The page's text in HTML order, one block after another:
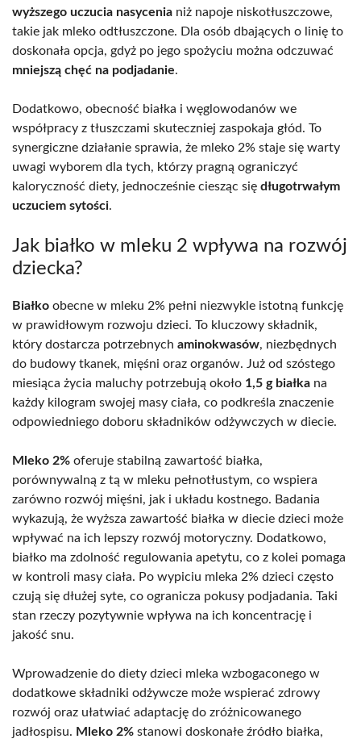
wyższego uczucia nasycenia niż napoje niskotłuszczowe,
takie jak mleko odtłuszczone. Dla osób dbających o linię to
doskonała opcja, gdyż po jego spożyciu można odczuwać
mniejszą chęć na podjadanie.
Dodatkowo, obecność białka i węglowodanów we
współpracy z tłuszczami skuteczniej zaspokaja głód. To
synergiczne działanie sprawia, że mleko 2% staje się warty
uwagi wyborem dla tych, którzy pragną ograniczyć
kaloryczność diety, jednocześnie ciesząc się długotrwałym
uczuciem sytości.
Jak białko w mleku 2 wpływa na rozwój
dziecka?
Białko obecne w mleku 2% pełni niezwykle istotną funkcję
w prawidłowym rozwoju dzieci. To kluczowy składnik,
który dostarcza potrzebnych aminokwasów, niezbędnych
do budowy tkanek, mięśni oraz organów. Już od szóstego
miesiąca życia maluchy potrzebują około 1,5 g białka na
każdy kilogram swojej masy ciała, co podkreśla znaczenie
odpowiedniego doboru składników odżywczych w diecie.
Mleko 2% oferuje stabilną zawartość białka,
porównywalną z tą w mleku pełnotłustym, co wspiera
zarówno rozwój mięśni, jak i układu kostnego. Badania
wykazują, że wyższa zawartość białka w diecie dzieci może
wpływać na ich lepszy rozwój motoryczny. Dodatkowo,
białko ma zdolność regulowania apetytu, co z kolei pomaga
w kontroli masy ciała. Po wypiciu mleka 2% dzieci często
czują się dłużej syte, co ogranicza pokusy podjadania. Taki
stan rzeczy pozytywnie wpływa na ich koncentrację i
jakość snu.
Wprowadzenie do diety dzieci mleka wzbogaconego w
dodatkowe składniki odżywcze może wspierać zdrowy
rozwój oraz ułatwiać adaptację do zróżnicowanego
jadłospisu. Mleko 2% stanowi doskonałe źródło białka,